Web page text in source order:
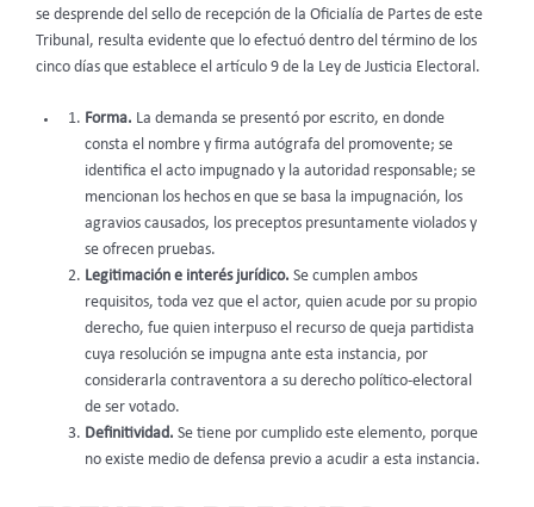
se desprende del sello de recepción de la Oficialía de Partes de este
Tribunal, resulta evidente que lo efectuó dentro del término de los
cinco días que establece el artículo 9 de la Ley de Justicia Electoral.
Forma. La demanda se presentó por escrito, en donde
consta el nombre y firma autógrafa del promovente; se
identifica el acto impugnado y la autoridad responsable; se
mencionan los hechos en que se basa la impugnación, los
agravios causados, los preceptos presuntamente violados y
se ofrecen pruebas.
Legitimación e interés jurídico. Se cumplen ambos
requisitos, toda vez que el actor, quien acude por su propio
derecho, fue quien interpuso el recurso de queja partidista
cuya resolución se impugna ante esta instancia, por
considerarla contraventora a su derecho político-electoral
de ser votado.
Definitividad. Se tiene por cumplido este elemento, porque
no existe medio de defensa previo a acudir a esta instancia.